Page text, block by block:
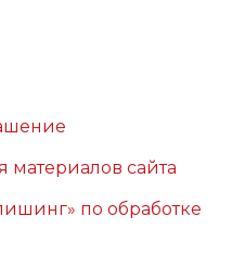
материалов сайта
по обработке